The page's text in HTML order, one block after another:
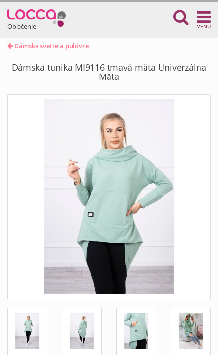
Oblečenie MENU
Dámske svetre a pulóvre
Dámska tunika MI9116 tmavá mäta Univerzálna
Mäta